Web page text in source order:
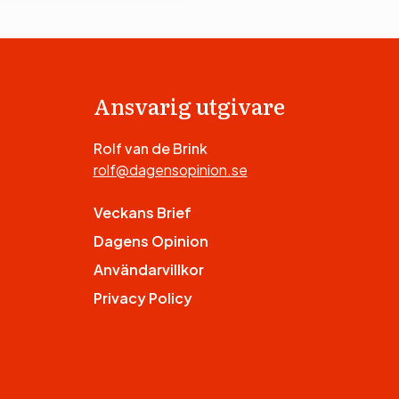
Ansvarig utgivare
Rolf van de Brink
rolf@dagensopinion.se
Veckans Brief
Dagens Opinion
Användarvillkor
Privacy Policy